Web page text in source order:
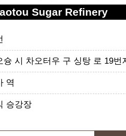
Sugar Refinery
슝 시 차오터우 구 싱탕 로 19번
역
승강장